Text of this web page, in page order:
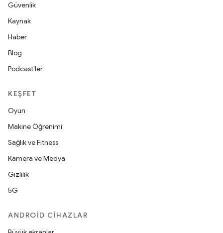
Güvenlik
Kaynak
Haber
Blog
Podcast'ler
KEŞFET
Oyun
Makine Öğrenimi
Sağlık ve Fitness
Kamera ve Medya
Gizlilik
5G
ANDROID CIHAZLAR